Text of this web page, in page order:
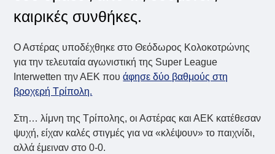
καιρικές συνθήκες.
Ο Αστέρας υποδέχθηκε στο Θεόδωρος Κολοκοτρώνης
για την τελευταία αγωνιστική της Super League
Interwetten την ΑΕΚ πουάφησε δύο βαθμούς στη
βροχερή Τρίπολη.
Στη… λίμνη της Τρίπολης, οι Αστέρας και ΑΕΚ κατέθεσαν
ψυχή, είχαν καλές στιγμές για να «κλέψουν» το παιχνίδι,
αλλά έμειναν στο 0-0.